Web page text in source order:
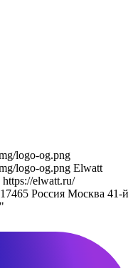
logo-og.png
logo-og.png Elwatt
https://elwatt.ru/
Россия Москва 41-й